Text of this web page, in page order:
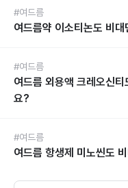
#여드름
여드름약 이소티논도 비
#여드름
여드름 외용액 크레오신
요?
#여드름
여드름 항생제 미노씬도